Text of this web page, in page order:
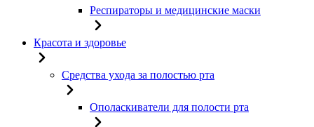
Респираторы и медицинские маски
Красота и здоровье
Средства ухода за полостью рта
Ополаскиватели для полости рта